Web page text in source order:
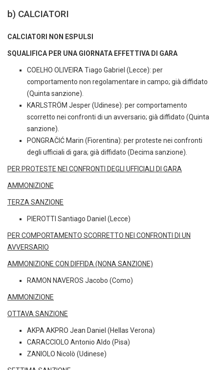
b) CALCIATORI
CALCIATORI NON ESPULSI
SQUALIFICA PER UNA GIORNATA EFFETTIVA DI GARA
COELHO OLIVEIRA Tiago Gabriel (Lecce): per
comportamento non regolamentare in campo; già diffidato
(Quinta sanzione).
KARLSTRÖM Jesper (Udinese): per comportamento
scorretto nei confronti di un avversario; già diffidato (Quinta
sanzione).
PONGRAČIĆ Marin (Fiorentina): per proteste nei confronti
degli ufficiali di gara; già diffidato (Decima sanzione).
PER PROTESTE NEI CONFRONTI DEGLI UFFICIALI DI GARA
AMMONIZIONE
TERZA SANZIONE
PIEROTTI Santiago Daniel (Lecce)
PER COMPORTAMENTO SCORRETTO NEI CONFRONTI DI UN
AVVERSARIO
AMMONIZIONE CON DIFFIDA (NONA SANZIONE)
RAMON NAVEROS Jacobo (Como)
AMMONIZIONE
OTTAVA SANZIONE
AKPA AKPRO Jean Daniel (Hellas Verona)
CARACCIOLO Antonio Aldo (Pisa)
ZANIOLO Nicolò (Udinese)